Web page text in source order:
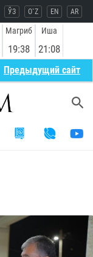
ЎЗ O`Z EN AR
Магриб
19:38
Иша
21:08
Предыдущий сайт